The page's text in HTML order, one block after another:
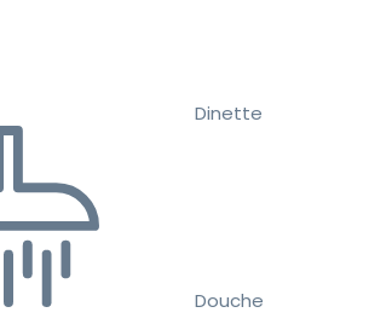
Dinette
Douche